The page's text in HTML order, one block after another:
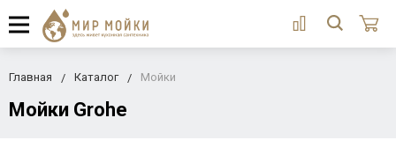
Главная Каталог Мойки
Мойки Grohe